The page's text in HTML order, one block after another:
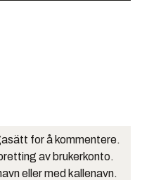
for å kommentere.
av brukerkonto.
eller med kallenavn.